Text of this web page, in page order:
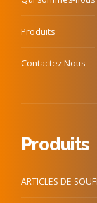
Produits
Contactez Nous
Produits
ARTICLES DE